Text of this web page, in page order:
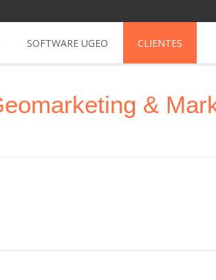
SOFTWARE UGEO CLIENTES
&